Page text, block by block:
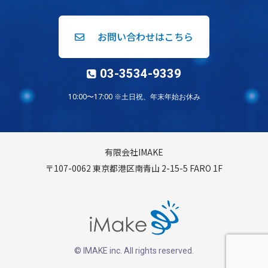
お問い合わせはこちら
03-3534-9339
10:00〜17:00 ※土日祝、年末年始お休み
有限会社IMAKE
〒107-0062 東京都港区南青山 2-15-5 FARO 1F
© IMAKE inc. All rights reserved.